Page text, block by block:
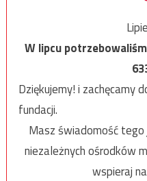
W lipcu
Dziękujemy! i zachęcamy
fundacji.
Masz świadomość
niezależnych ośrodków
wspieraj